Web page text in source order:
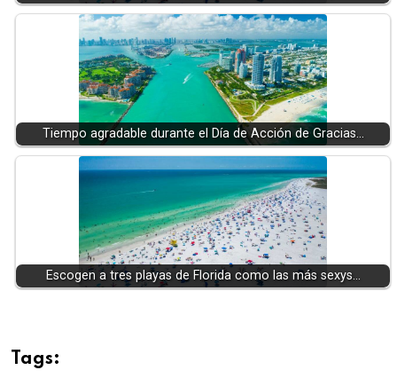
Tiempo agradable durante el Día de Acción de Gracias…
Escogen a tres playas de Florida como las más sexys…
Tags: